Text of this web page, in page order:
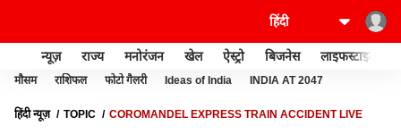
न्यूज़ राज्य मनोरंजन खेल ऐस्ट्रो बिजनेस लाइफस्टाइल
मौसम राशिफल फोटो गैलरी Ideas of India INDIA AT 2047
हिंदी न्यूज़ TOPIC COROMANDEL EXPRESS TRAIN ACCIDENT LIVE